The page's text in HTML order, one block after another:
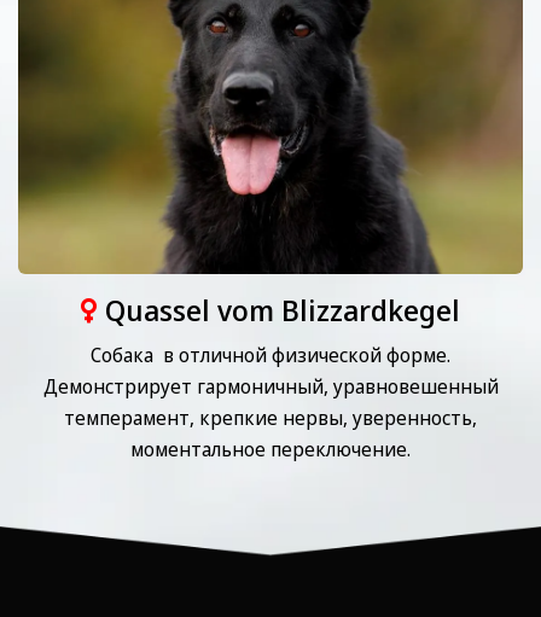
Quassel vom Blizzardkegel
Собака в отличной физической форме.
Демонстрирует гармоничный, уравновешенный
темперамент, крепкие нервы, ⁠уверенность,
⁠моментальное переключение.